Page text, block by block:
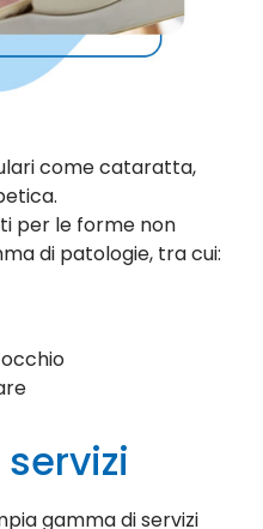
come cataratta,
per le forme non
di patologie, tra cui:
gamma di servizi